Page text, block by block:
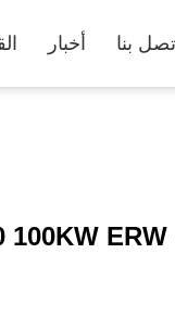
اتصل بنا أخبار